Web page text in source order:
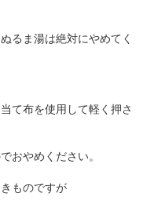
るま湯は絶対にやめてく
て布を使用して軽く押さ
おやめください。
ものですが